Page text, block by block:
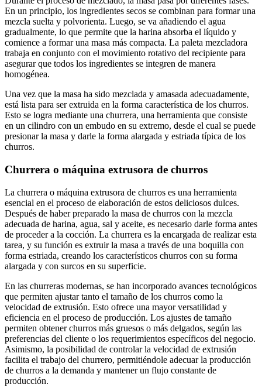
En un principio, los ingredientes secos se combinan para formar una
mezcla suelta y polvorienta. Luego, se va añadiendo el agua
gradualmente, lo que permite que la harina absorba el líquido y
comience a formar una masa más compacta. La paleta mezcladora
trabaja en conjunto con el movimiento rotativo del recipiente para
asegurar que todos los ingredientes se integren de manera
homogénea.
Una vez que la masa ha sido mezclada y amasada adecuadamente,
está lista para ser extruida en la forma característica de los churros.
Esto se logra mediante una churrera, una herramienta que consiste
en un cilindro con un embudo en su extremo, desde el cual se puede
presionar la masa y darle la forma alargada y estriada típica de los
churros.
Churrera o máquina extrusora de churros
La churrera o máquina extrusora de churros es una herramienta
esencial en el proceso de elaboración de estos deliciosos dulces.
Después de haber preparado la masa de churros con la mezcla
adecuada de harina, agua, sal y aceite, es necesario darle forma antes
de proceder a la cocción. La churrera es la encargada de realizar esta
tarea, y su función es extruir la masa a través de una boquilla con
forma estriada, creando los característicos churros con su forma
alargada y con surcos en su superficie.
En las churreras modernas, se han incorporado avances tecnológicos
que permiten ajustar tanto el tamaño de los churros como la
velocidad de extrusión. Esto ofrece una mayor versatilidad y
eficiencia en el proceso de producción. Los ajustes de tamaño
permiten obtener churros más gruesos o más delgados, según las
preferencias del cliente o los requerimientos específicos del negocio.
Asimismo, la posibilidad de controlar la velocidad de extrusión
facilita el trabajo del churrero, permitiéndole adecuar la producción
de churros a la demanda y mantener un flujo constante de
producción.